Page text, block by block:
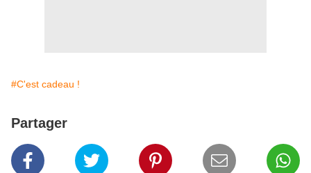
#C'est cadeau !
Partager